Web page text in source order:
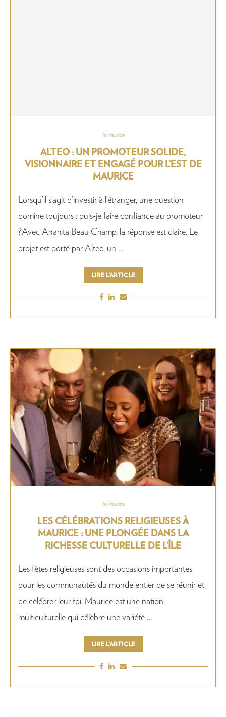
Ile Maurice
ALTEO : UN PROMOTEUR SOLIDE,
VISIONNAIRE ET ENGAGÉ POUR L’EST DE
MAURICE
Lorsqu’il s’agit d’investir à l’étranger, une question
domine toujours : puis-je faire confiance au promoteur
?Avec Anahita Beau Champ, la réponse est claire. Le
projet est porté par Alteo, un …
LIRE L’ARTICLE
Ile Maurice
LES CÉLÉBRATIONS RELIGIEUSES À
MAURICE : UNE PLONGÉE DANS LA
RICHESSE CULTURELLE DE L’ÎLE
Les fêtes religieuses sont des occasions importantes
pour les communautés du monde entier de se réunir et
de célébrer leur foi. Maurice est une nation
multiculturelle qui célèbre une variété …
LIRE L’ARTICLE